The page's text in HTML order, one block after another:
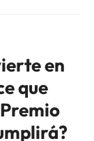
en
que